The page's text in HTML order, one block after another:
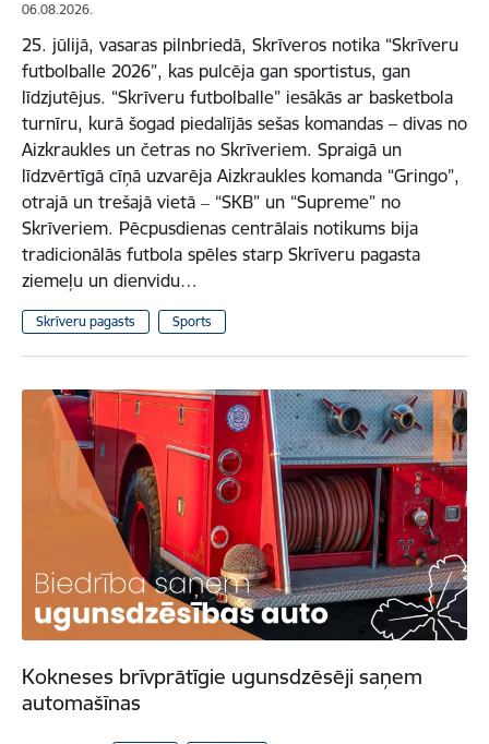
06.08.2026.
25. jūlijā, vasaras pilnbriedā, Skrīveros notika “Skrīveru
futbolballe 2026”, kas pulcēja gan sportistus, gan
līdzjutējus. “Skrīveru futbolballe” iesākās ar basketbola
turnīru, kurā šogad piedalījās sešas komandas – divas no
Aizkraukles un četras no Skrīveriem. Spraigā un
līdzvērtīgā cīņā uzvarēja Aizkraukles komanda “Gringo”,
otrajā un trešajā vietā ‒ “SKB” un “Supreme” no
Skrīveriem. Pēcpusdienas centrālais notikums bija
tradicionālās futbola spēles starp Skrīveru pagasta
ziemeļu un dienvidu…
Skrīveru pagasts Sports
Kokneses brīvprātīgie ugunsdzēsēji saņem
automašīnas